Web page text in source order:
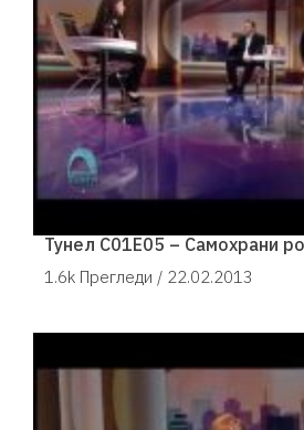
Тунел С01Е05 – Самохрани
1.6k Прегледи / 22.02.2013